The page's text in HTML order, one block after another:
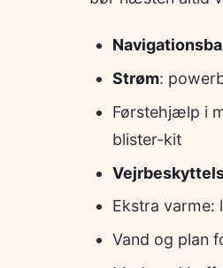
Strøm:
Førstehjælp i
blister-kit
Ekstra varme:
Vand og plan